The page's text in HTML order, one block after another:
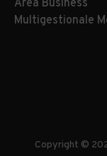
Area Business
Multigestionale
Copyright ©